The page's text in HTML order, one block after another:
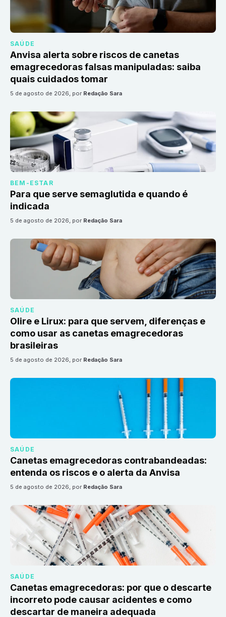
SAÚDE
Anvisa alerta sobre riscos de canetas
emagrecedoras falsas manipuladas: saiba
quais cuidados tomar
5 de agosto de 2026, por Redação Sara
BEM-ESTAR
Para que serve semaglutida e quando é
indicada
5 de agosto de 2026, por Redação Sara
SAÚDE
Olire e Lirux: para que servem, diferenças e
como usar as canetas emagrecedoras
brasileiras
5 de agosto de 2026, por Redação Sara
SAÚDE
Canetas emagrecedoras contrabandeadas:
entenda os riscos e o alerta da Anvisa
5 de agosto de 2026, por Redação Sara
SAÚDE
Canetas emagrecedoras: por que o descarte
incorreto pode causar acidentes e como
descartar de maneira adequada